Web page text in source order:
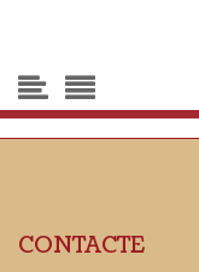
CONTACTE